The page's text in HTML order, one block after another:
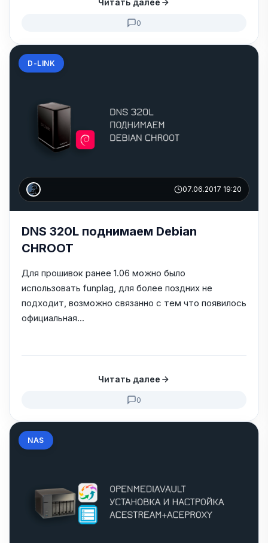
0
D-LINK
07.06.2017 19:20
DNS 320L поднимаем Debian
CHROOT
Для прошивок ранее 1.06 можно было
использовать funplag, для более поздних не
подходит, возможно связанно с тем что появилось
официальная...
Читать далее
0
NAS